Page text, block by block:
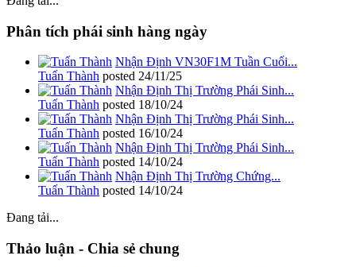
Phân tích phái sinh hàng ngày
Nhận Định VN30F1M Tuần Cuối...
Tuấn Thành posted 24/11/25
Nhận Định Thị Trường Phái Sinh...
Tuấn Thành posted 18/10/24
Nhận Định Thị Trường Phái Sinh...
Tuấn Thành posted 16/10/24
Nhận Định Thị Trường Phái Sinh...
Tuấn Thành posted 14/10/24
Nhận Định Thị Trường Chứng...
Tuấn Thành posted 14/10/24
Đang tải...
Thảo luận - Chia sẻ chung